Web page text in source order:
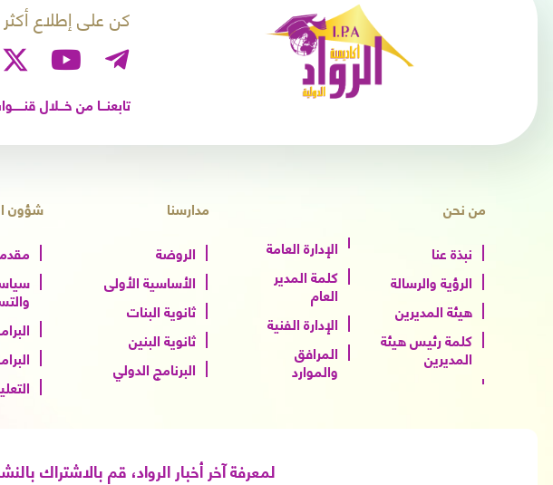
كن على إطلاع أكثر
تابعنـــا من خـــلال
من نحن
نبذة عنا
الرؤية والرسالة
هيئة المديرين
كلمة رئيس هيئة
المديرين
الإدارة العامة
كلمة المدير
العام
الإدارة الفنية
المرافق
والموارد
مدارسنا
الروضة
الأساسية الأولى
ثانوية البنات
ثانوية البنين
البرنامج الدولي
شؤون
لمعرفة آخر أخبار الرواد، قم بالاشتراك